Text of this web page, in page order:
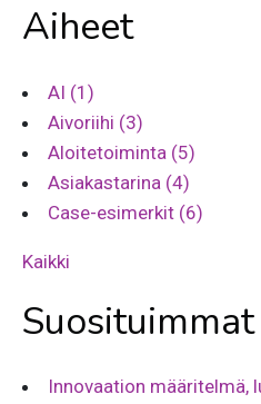
Aiheet
AI (1)
Aivoriihi (3)
Aloitetoiminta (5)
Asiakastarina (4)
Case-esimerkit (6)
Kaikki
Innovaation määritelmä,